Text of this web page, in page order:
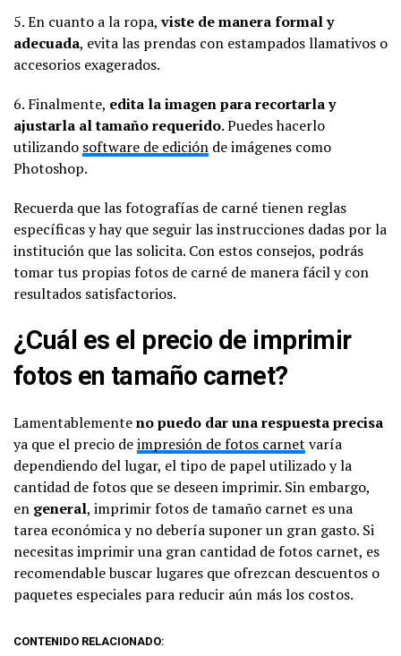
5. En cuanto a la ropa,viste de manera formal y
adecuada, evita las prendas con estampados llamativos o
accesorios exagerados.
6. Finalmente, edita la imagen para recortarla y
ajustarla al tamaño requerido. Puedes hacerlo
utilizando software de edición de imágenes como
Photoshop.
Recuerda que las fotografías de carné tienen reglas
específicas y hay que seguir las instrucciones dadas por la
institución que las solicita. Con estos consejos, podrás
tomar tus propias fotos de carné de manera fácil y con
resultados satisfactorios.
¿Cuál es el precio de imprimir
fotos en tamaño carnet?
Lamentablementeno puedo dar una respuesta precisa
ya que el precio deimpresión de fotos carnet varía
dependiendo del lugar, el tipo de papel utilizado y la
cantidad de fotos que se deseen imprimir. Sin embargo,
en general, imprimir fotos de tamaño carnet es una
tarea económica y no debería suponer un gran gasto. Si
necesitas imprimir una gran cantidad de fotos carnet, es
recomendable buscar lugares que ofrezcan descuentos o
paquetes especiales para reducir aún más los costos.
CONTENIDO RELACIONADO: